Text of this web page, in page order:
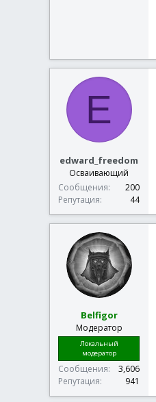
E
edward_freedom
Осваивающий
Сообщения
200
Репутация
44
Belfigor
Модератор
Локальный
модератор
Сообщения
3,606
Репутация
941